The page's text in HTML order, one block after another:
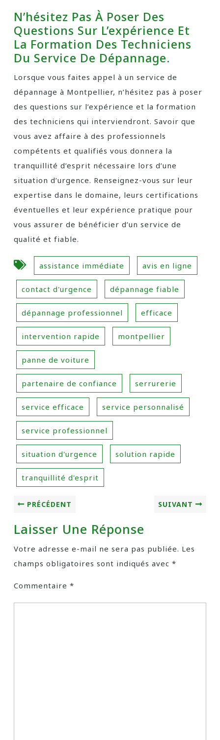
N’hésitez Pas À Poser Des
Questions Sur L’expérience Et
La Formation Des Techniciens
Du Service De Dépannage.
Lorsque vous faites appel à un service de
dépannage à Montpellier, n’hésitez pas à poser
des questions sur l’expérience et la formation
des techniciens qui interviendront. Savoir que
vous avez affaire à des professionnels
compétents et qualifiés vous donnera la
tranquillité d’esprit nécessaire lors d’une
situation d’urgence. Renseignez-vous sur leur
expertise dans le domaine, leurs certifications
éventuelles et leur expérience pratique pour
vous assurer de bénéficier d’un service de
qualité et fiable.
assistance immédiate avis en ligne
contact d'urgence dépannage fiable
dépannage professionnel efficace
intervention rapide montpellier
panne de voiture
partenaire de confiance serrurerie
service efficace service personnalisé
service professionnel
situation d'urgence solution rapide
tranquillité d'esprit
PRÉCÉDENT SUIVANT
Laisser Une Réponse
Votre adresse e-mail ne sera pas publiée. Les
champs obligatoires sont indiqués avec *
Commentaire *